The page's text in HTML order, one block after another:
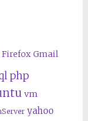
Firefox Gmail
php
vm
yahoo